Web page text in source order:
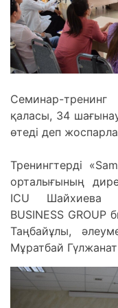
Семинар-
қаласы, 34
өтеді деп
Тренингтерді
орталығының
ICU Шайхиева
BUSINESS GROUP
Таңбайұлы,
Мұратбай